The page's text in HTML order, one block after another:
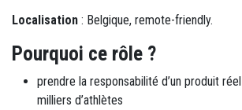
Localisation : Belgique, remote-friendly.
Pourquoi ce rôle ?
prendre la responsabilité d’un produit
milliers d’athlètes